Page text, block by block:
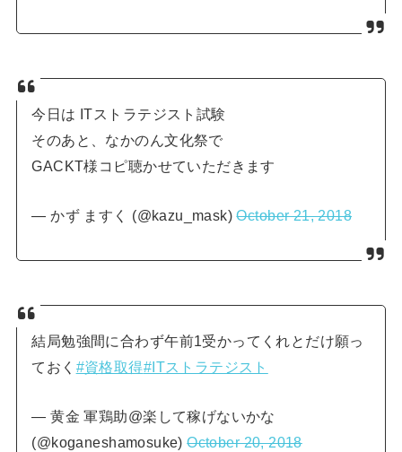
今日は ITストラテジスト試験
そのあと、なかのん文化祭で
GACKT様コピ聴かせていただきます
— かず ますく (@kazu_mask)October 21, 2018
結局勉強間に合わず午前1受かってくれとだけ願っ
ておく #資格取得#ITストラテジスト
— 黄金 軍鶏助@楽して稼げないかな
(@koganeshamosuke)October 20, 2018